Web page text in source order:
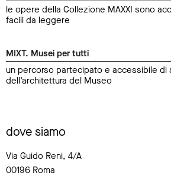
le opere della Collezione MAXXI sono
facili da leggere
MIXT. Musei per tutti
un percorso partecipato e accessibile di
dell’architettura del Museo
dove siamo
Via Guido Reni, 4/A
00196 Roma